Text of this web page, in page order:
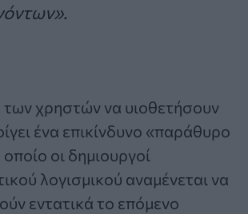
χρηστών να υιοθετήσουν
ένα επικίνδυνο «παράθυρο
οι δημιουργοί
λογισμικού αναμένεται να
εντατικά το επόμενο